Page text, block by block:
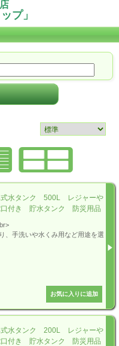
プ」
水タンク 500L レジャーや
付き 貯水タンク 防災用品
、手洗いや水くみ用など用途を選
水タンク 200L レジャーや
付き 貯水タンク 防災用品